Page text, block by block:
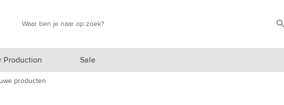
Production Sale
producten